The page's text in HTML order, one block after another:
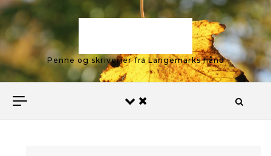
Skip to content
Penne og skriverier fra Langemarks hånd